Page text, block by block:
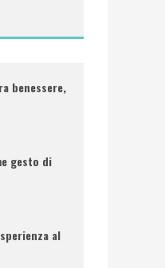
benessere,
gesto di
al